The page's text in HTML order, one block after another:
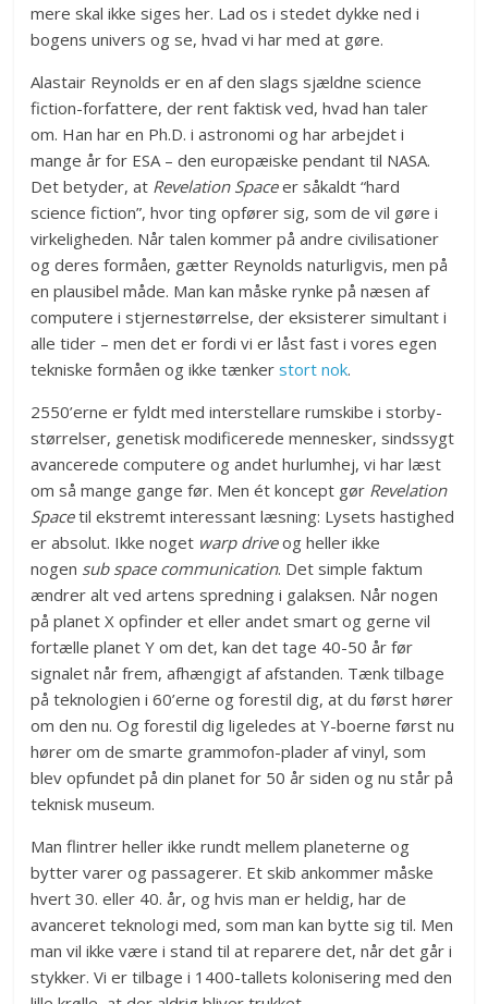
mere skal ikke siges her. Lad os i stedet dykke ned i
bogens univers og se, hvad vi har med at gøre.
Alastair Reynolds er en af den slags sjældne science
fiction-forfattere, der rent faktisk ved, hvad han taler
om. Han har en Ph.D. i astronomi og har arbejdet i
mange år for ESA – den europæiske pendant til NASA.
Det betyder, at Revelation Spaceer såkaldt “hard
science fiction”, hvor ting opfører sig, som de vil gøre i
virkeligheden. Når talen kommer på andre civilisationer
og deres formåen, gætter Reynolds naturligvis, men på
en plausibel måde. Man kan måske rynke på næsen af
computere i stjernestørrelse, der eksisterer simultant i
alle tider – men det er fordi vi er låst fast i vores egen
tekniske formåen og ikke tænkerstort nok.
2550’erne er fyldt med interstellare rumskibe i storby-
størrelser, genetisk modificerede mennesker, sindssygt
avancerede computere og andet hurlumhej, vi har læst
om så mange gange før. Men ét koncept gør Revelation
Spacetil ekstremt interessant læsning: Lysets hastighed
er absolut. Ikke noget warp driveog heller ikke
nogen sub space communication. Det simple faktum
ændrer alt ved artens spredning i galaksen. Når nogen
på planet X opfinder et eller andet smart og gerne vil
fortælle planet Y om det, kan det tage 40-50 år før
signalet når frem, afhængigt af afstanden. Tænk tilbage
på teknologien i 60’erne og forestil dig, at du først hører
om den nu. Og forestil dig ligeledes at Y-boerne først nu
hører om de smarte grammofon-plader af vinyl, som
blev opfundet på din planet for 50 år siden og nu står på
teknisk museum.
Man flintrer heller ikke rundt mellem planeterne og
bytter varer og passagerer. Et skib ankommer måske
hvert 30. eller 40. år, og hvis man er heldig, har de
avanceret teknologi med, som man kan bytte sig til. Men
man vil ikke være i stand til at reparere det, når det går i
stykker. Vi er tilbage i 1400-tallets kolonisering med den